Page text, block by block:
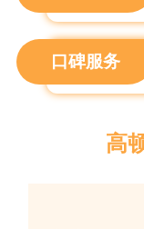
口碑服务
高